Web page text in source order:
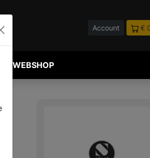
Account €
WEBSHOP